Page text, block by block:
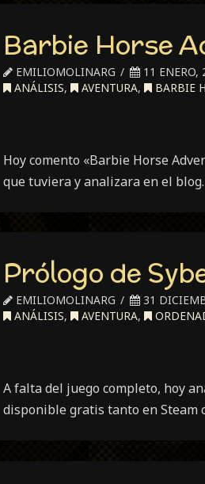
Barbie Horse
EMILIOMOLINARG
11 ENERO,
ANÁLISIS, AVENTURA, BARBIE
Hoy comento «Barbie Horse
que tuviera y analizara en el
Prólogo de
EMILIOMOLINARG
31
ANÁLISIS, AVENTURA,
A falta del juego completo, hoy
disponible gratis tanto en Steam